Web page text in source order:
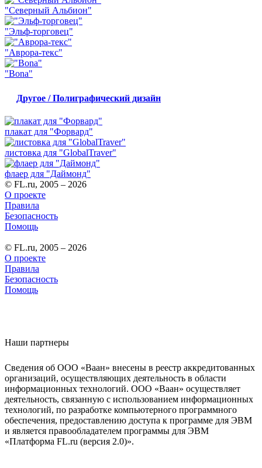
"Северный Альбион"
"Эльф-торговец"
"Аврора-текс"
"Bona"
Другое / Полиграфический дизайн
плакат для "Форвард"
листовка для "GlobalTraver"
флаер для "Даймонд"
© FL.ru, 2005 – 2026
О проекте
Правила
Безопасность
Помощь
© FL.ru, 2005 – 2026
О проекте
Правила
Безопасность
Помощь
Наши партнеры
Сведения об ООО «Ваан» внесены в реестр аккредитованных
организаций, осуществляющих деятельность в области
информационных технологий. ООО «Ваан» осуществляет
деятельность, связанную с использованием информационных
технологий, по разработке компьютерного программного
обеспечения, предоставлению доступа к программе для ЭВМ
и является правообладателем программы для ЭВМ
«Платформа FL.ru (версия 2.0)».